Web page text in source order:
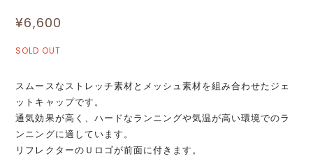
¥6,600
SOLD OUT
スムースなストレッチ素材とメッシュ素材を組み合わせたジェ
ットキャップです。
通気効果が高く、ハードなランニングや気温が高い環境でのラ
ンニングに適しています。
リフレクターのＵロゴが前面に付きます。